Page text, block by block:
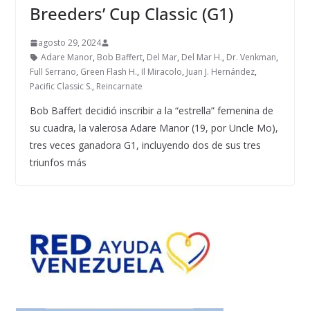
Breeders’ Cup Classic (G1)
agosto 29, 2024
Adare Manor, Bob Baffert, Del Mar, Del Mar H., Dr. Venkman,
Full Serrano, Green Flash H., Il Miracolo, Juan J. Hernández,
Pacific Classic S., Reincarnate
Bob Baffert decidió inscribir a la “estrella” femenina de
su cuadra, la valerosa Adare Manor (19, por Uncle Mo),
tres veces ganadora G1, incluyendo dos de sus tres
triunfos más